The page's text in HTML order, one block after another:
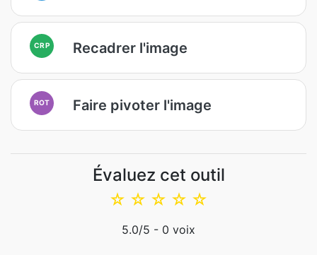
CRP Recadrer l'image
ROT Faire pivoter l'image
Évaluez cet outil
☆
☆
☆
☆
☆
5.0/5 - 0 voix